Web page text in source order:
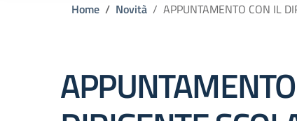
Home Novità APPUNTAMENTO CON IL